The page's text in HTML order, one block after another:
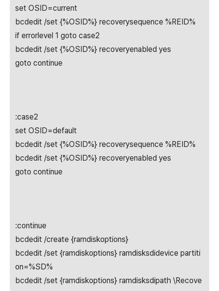
set OSID=current
bcdedit /set {%OSID%} recoverysequence %REID%
if errorlevel 1 goto case2
bcdedit /set {%OSID%} recoveryenabled yes
goto continue
:case2
set OSID=default
bcdedit /set {%OSID%} recoverysequence %REID%
bcdedit /set {%OSID%} recoveryenabled yes
goto continue
:continue
bcdedit /create {ramdiskoptions}
bcdedit /set {ramdiskoptions} ramdisksdidevice partiti
on=%SD%
bcdedit /set {ramdiskoptions} ramdisksdipath \Recove